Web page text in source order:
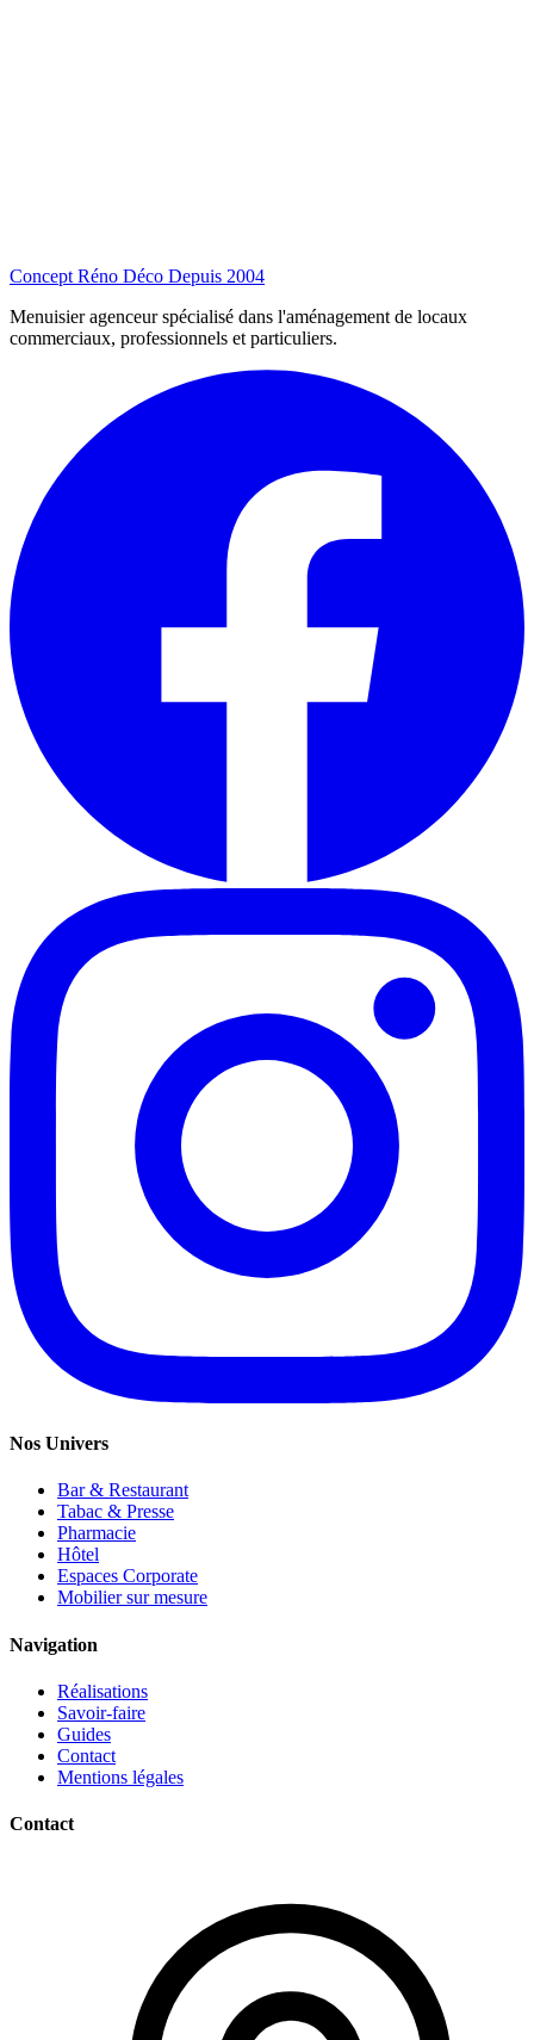
Concept Réno Déco Depuis 2004
Menuisier agenceur spécialisé dans l'aménagement de locaux
commerciaux, professionnels et particuliers.
Nos Univers
Bar & Restaurant
Tabac & Presse
Pharmacie
Hôtel
Espaces Corporate
Mobilier sur mesure
Navigation
Réalisations
Savoir-faire
Guides
Contact
Mentions légales
Contact